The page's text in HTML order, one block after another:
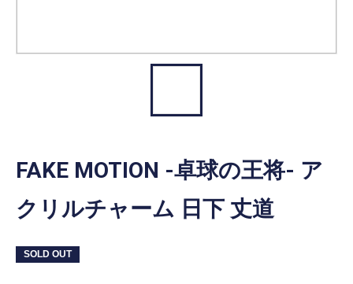
FAKE MOTION -卓球の王将- ア
クリルチャーム 日下 丈道
SOLD OUT